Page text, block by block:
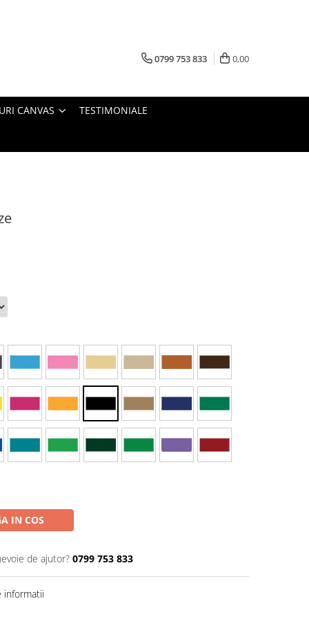
0799 753 833 0,00
CANVAS TESTIMONIALE
IN COS
de ajutor? 0799 753 833
informatii